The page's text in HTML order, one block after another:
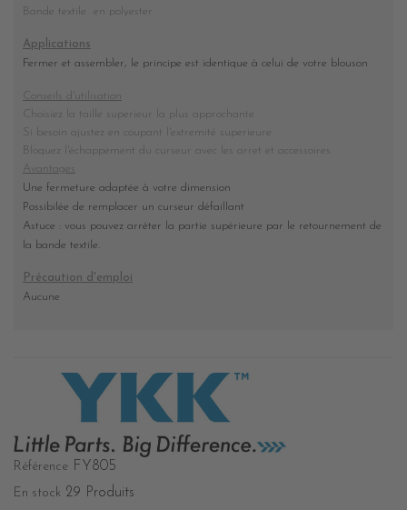
Bande textile en polyester
Applications
Fermer et assembler, le principe est identique à celui de votre blouson
Conseils d'utilisation
Choisiez la taille superieur la plus approchante
Si besoin ajustez en coupant l'extremité superieure
Bloquez l'échappement du curseur avec les arret et accessoires
Avantages
Une fermeture adaptée à votre dimension
Possibilée de remplacer un curseur défaillant
Astuce : vous pouvez arréter la partie supérieure par le retournement de
la bande textile.
Précaution d'emploi
Aucune
Référence FY805
En stock 29 Produits